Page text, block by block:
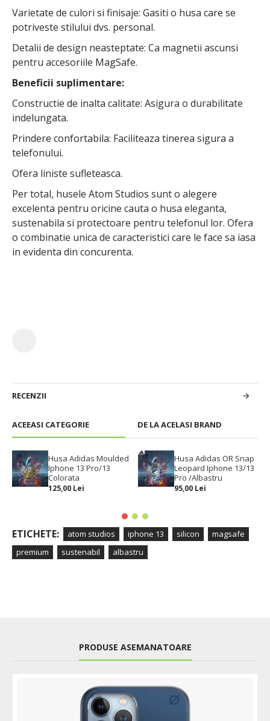
ACEEASI CATEGORIE DE LA ACELASI BRAND
Husa Adidas Moulded
Iphone 13 Pro/13
Colorata
125,00 Lei
Husa Adidas OR Snap
Leopard Iphone 13/13
Pro /Albastru
95,00 Lei
Varietate de culori si finisaje: Gasiti o husa care se
potriveste stilului dvs. personal.
Detalii de design neasteptate: Ca magnetii ascunsi
pentru accesoriile MagSafe.
Beneficii suplimentare:
Constructie de inalta calitate: Asigura o durabilitate
indelungata.
Prindere confortabila: Faciliteaza tinerea sigura a
telefonului.
Ofera liniste sufleteasca.
Per total, husele Atom Studios sunt o alegere
excelenta pentru oricine cauta o husa eleganta,
sustenabila si protectoare pentru telefonul lor. Ofera
o combinatie unica de caracteristici care le face sa iasa
in evidenta din concurenta.
RECENZII
ETICHETE: atom studios iphone 13 silicon
magsafe
premium
sustenabil albastru
PRODUSE ASEMANATOARE